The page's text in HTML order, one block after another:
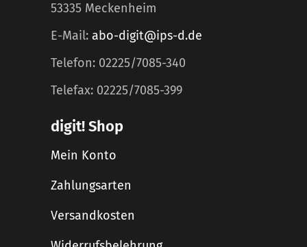
53335 Meckenheim
E-Mail: abo-digit@ips-d.de
Telefon: 02225/7085-340
Telefax: 02225/7085-399
digit! Shop
Mein Konto
Zahlungsarten
Versandkosten